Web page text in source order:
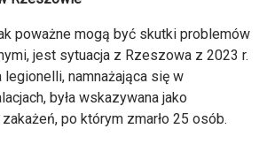
poważne mogą być skutki problemów
jest sytuacja z Rzeszowa z 2023 r.
legionelli, namnażająca się w
była wskazywana jako
po którym zmarło 25 osób.